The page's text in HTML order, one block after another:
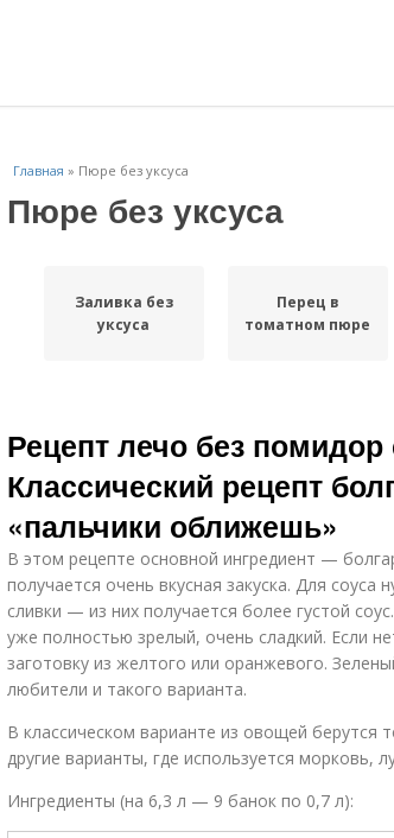
Главная » Пюре без уксуса
Пюре без уксуса
Заливка без
уксуса
Перец в
томатном пюре
Рецепт лечо без помидор
Классический рецепт
«пальчики оближешь»
В этом рецепте основной ингредиент —
получается очень вкусная закуска. Для
сливки — из них получается более густой
уже полностью зрелый, очень сладкий. Если
заготовку из желтого или оранжевого.
любители и такого варианта.
В классическом варианте из овощей
другие варианты, где используется морковь,
Ингредиенты (на 6,3 л — 9 банок по 0,7 л):